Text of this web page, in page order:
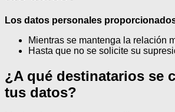
Los datos personales
Mientras se mantenga la relación
Hasta que no se solicite su
¿A qué destinatarios se
tus datos?